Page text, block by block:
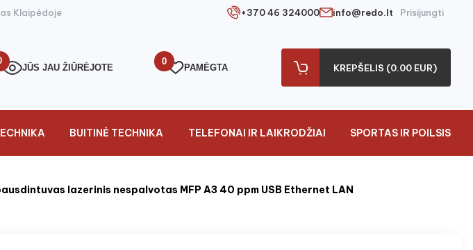
Klaipėdoje +370 46 324000 info@redo.lt Prisijungti
JŪS JAU ŽIŪRĖJOTE
0
PAMĖGTA KREPŠELIS (0.00 EUR)
BUITINĖ TECHNIKA TELEFONAI IR LAIKRODŽIAI SPORTAS IR POILSIS
lazerinis nespalvotas MFP A3 40 ppm USB Ethernet LAN